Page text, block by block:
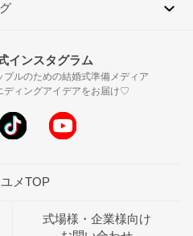
インスタグラム
プルのための結婚式準備メディア
ディングアイデアをお届け♡
メTOP
式場様・企業様向け